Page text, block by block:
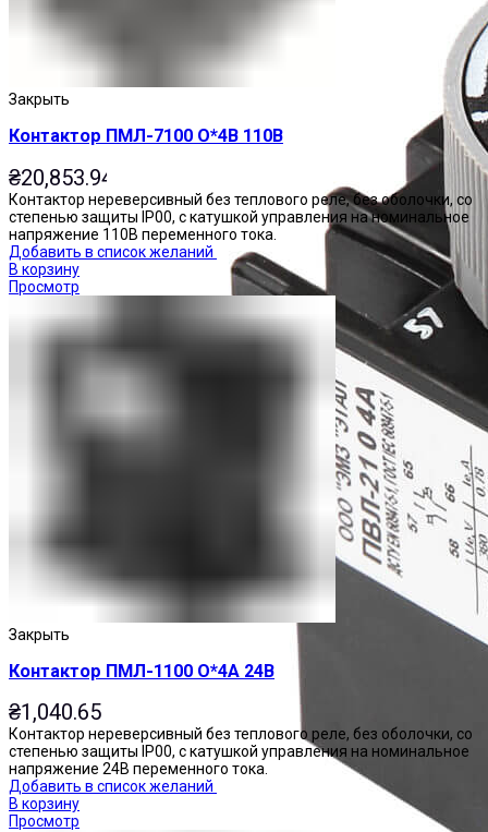
Закрыть
Контактор ПМЛ-7100 О*4В 110В
₴20,853.94
Контактор нереверсивный без теплового реле, без оболочки, со
степенью защиты IP00, с катушкой управления на номинальное
напряжение 110В переменного тока.
Добавить в список желаний
В корзину
Просмотр
Закрыть
Контактор ПМЛ-1100 О*4А 24В
₴1,040.65
Контактор нереверсивный без теплового реле, без оболочки, со
степенью защиты IP00, с катушкой управления на номинальное
напряжение 24В переменного тока.
Добавить в список желаний
В корзину
Просмотр